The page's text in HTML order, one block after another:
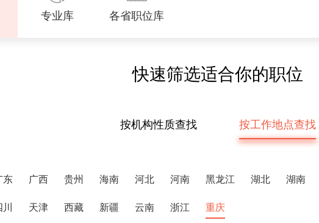
专业库 各省职位库
快速筛选适合你的职位
按机构性质查找 按工作地点查找
东 广西 贵州 海南 河北 河南 黑龙江 湖北 湖南
天津 西藏 新疆 云南 浙江 重庆